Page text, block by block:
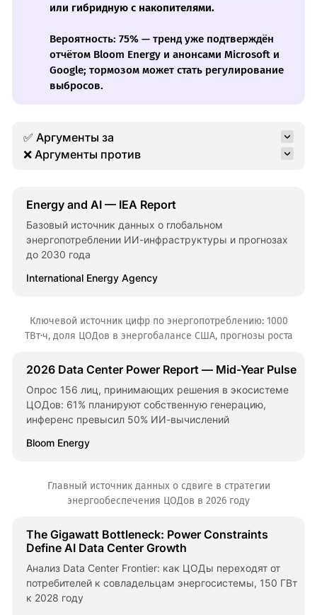
или гибридную с накопителями.
Вероятность: 75% — тренд уже подтверждён
отчётом Bloom Energy и анонсами Microsoft и
Google; тормозом может стать регулирование
выбросов.
✅ Аргументы за
❌ Аргументы против
Energy and AI — IEA Report
Базовый источник данных о глобальном
энергопотреблении ИИ-инфраструктуры и прогнозах
до 2030 года
International Energy Agency
Ключевой источник цифр по энергопотреблению: 1000
ТВт·ч, доля ЦОДов в энергобалансе США, прогнозы роста
2026 Data Center Power Report — Mid-Year Pulse
Опрос 156 лиц, принимающих решения в экосистеме
ЦОДов: 61% планируют собственную генерацию,
инференс превысил 50% ИИ-вычислений
Bloom Energy
Главный источник данных о сдвиге в стратегии
энергообеспечения ЦОДов в 2026 году
The Gigawatt Bottleneck: Power Constraints
Define AI Data Center Growth
Анализ Data Center Frontier: как ЦОДы переходят от
потребителей к совладельцам энергосистемы, 150 ГВт
к 2028 году